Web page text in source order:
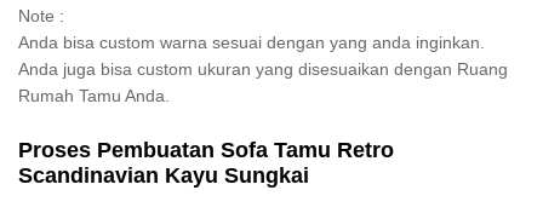
Note :
Anda bisa custom warna sesuai dengan yang anda inginkan.
Anda juga bisa custom ukuran yang disesuaikan dengan Ruang
Rumah Tamu Anda.
Proses Pembuatan Sofa Tamu Retro
Scandinavian Kayu Sungkai